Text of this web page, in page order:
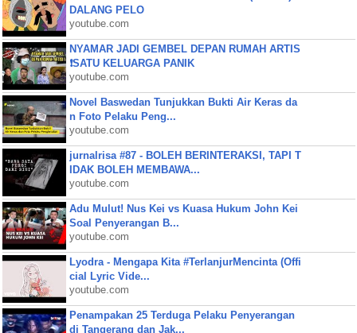
DALANG PELO
youtube.com
NYAMAR JADI GEMBEL DEPAN RUMAH ARTIS
❗SATU KELUARGA PANIK
youtube.com
Novel Baswedan Tunjukkan Bukti Air Keras da
n Foto Pelaku Peng...
youtube.com
jurnalrisa #87 - BOLEH BERINTERAKSI, TAPI T
IDAK BOLEH MEMBAWA...
youtube.com
Adu Mulut! Nus Kei vs Kuasa Hukum John Kei
Soal Penyerangan B...
youtube.com
Lyodra - Mengapa Kita #TerlanjurMencinta (Offi
cial Lyric Vide...
youtube.com
Penampakan 25 Terduga Pelaku Penyerangan
di Tangerang dan Jak...